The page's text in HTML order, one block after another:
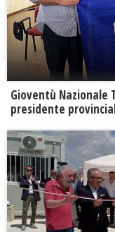
Gioventù Nazionale
presidente